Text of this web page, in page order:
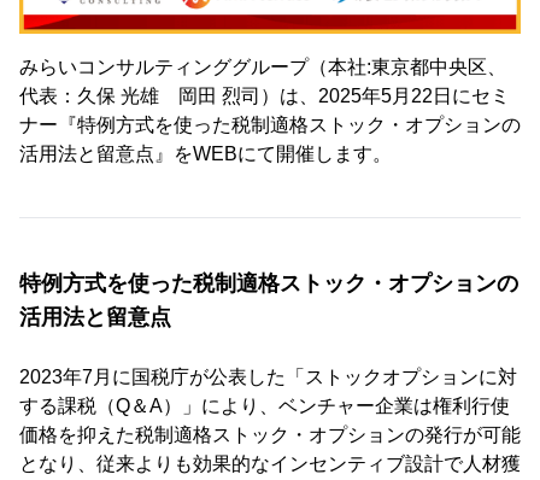
みらいコンサルティンググループ（本社:東京都中央区、
代表：久保 光雄 岡⽥ 烈司）は、2025年5月22日にセミ
ナー『特例方式を使った税制適格ストック・オプションの
活用法と留意点』をWEBにて開催します。
特例方式を使った税制適格ストック・オプションの
活用法と留意点
2023年7月に国税庁が公表した「ストックオプションに対
する課税（Q＆A）」により、ベンチャー企業は権利行使
価格を抑えた税制適格ストック・オプションの発行が可能
となり、従来よりも効果的なインセンティブ設計で人材獲